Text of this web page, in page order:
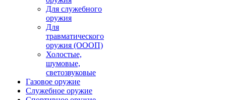
Для служебного
оружия
Для
травматического
оружия (ОООП)
Холостые,
шумовые,
светозвуковые
Газовое оружие
Служебное оружие